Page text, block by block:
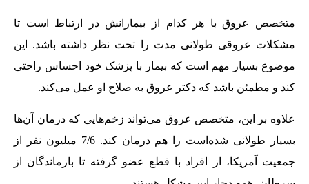
متخصص عروق با هر کدام از بیمارانش در ارتباط است تا
مشکلات عروقی طولانی مدت را تحت نظر داشته باشد. این
موضوع بسیار مهم است که بیمار با پزشک خود احساس راحتی
کند و مطمئن باشد که دکتر عروق به صلاح او عمل می‌کند.
علاوه بر این، متخصص عروق می‌تواند زخم‌هایی که درمان آن‌ها
بسیار طولانی شده‌است را هم درمان کند. 7/6 میلیون نفر از
جمعیت آمریکا، از افراد با قطع عضو گرفته تا بازماندگان از